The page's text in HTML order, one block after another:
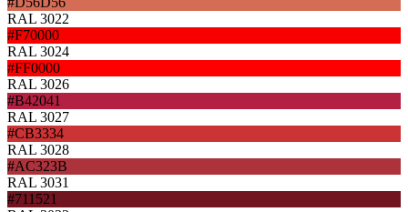
RAL 3022
#F70000
RAL 3024
#FF0000
RAL 3026
#B42041
RAL 3027
#CB3334
RAL 3028
#AC323B
RAL 3031
#711521